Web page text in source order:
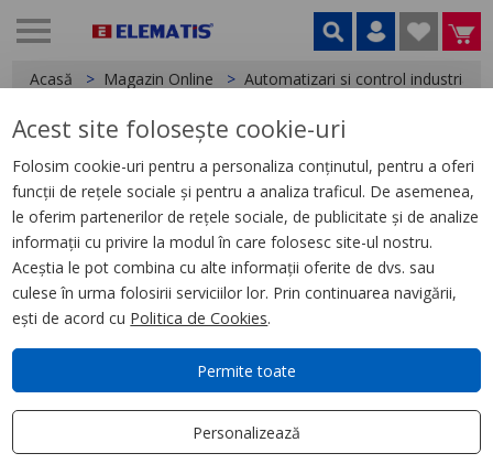
Acasă Magazin Online Automatizari si control industrial
< Relee
Releu Ambrosabil Universal,
Zelio Rum, 3 C/O, 220 V Cc, 10 A
Acest site folosește cookie-uri
Folosim cookie-uri pentru a personaliza conținutul, pentru a oferi
funcții de rețele sociale și pentru a analiza traficul. De asemenea,
le oferim partenerilor de rețele sociale, de publicitate și de analize
informații cu privire la modul în care folosesc site-ul nostru.
Aceștia le pot combina cu alte informații oferite de dvs. sau
culese în urma folosirii serviciilor lor. Prin continuarea navigării,
ești de acord cu Politica de Cookies.
Permite toate
Personalizează